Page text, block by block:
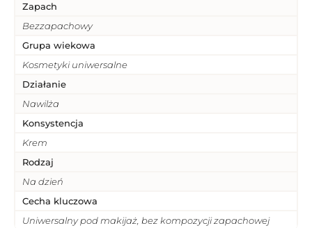
Zapach
Bezzapachowy
Grupa wiekowa
Kosmetyki uniwersalne
Działanie
Nawilża
Konsystencja
Krem
Rodzaj
Na dzień
Cecha kluczowa
Uniwersalny pod makijaż, bez kompozycji zapachowej